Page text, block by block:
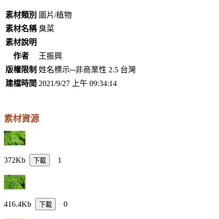
素材類別
圖片/植物
素材名稱 臭菜
素材說明
作者
王振興
版權限制 姓名標示─非商業性 2.5 台灣
建檔時間 2021/9/27 上午 09:34:14
素材資源
372Kb 下載 1
416.4Kb 下載 0